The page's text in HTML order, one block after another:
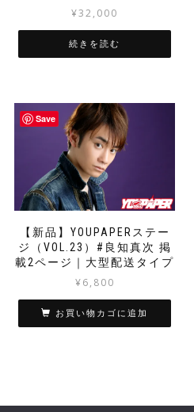
¥32,000
続きを読む
Save
【新品】YOUPAPERステー
ジ（VOL.23）#良知真次 掲
載2ページ｜大型配送タイプ
¥6,800
お買い物カゴに追加